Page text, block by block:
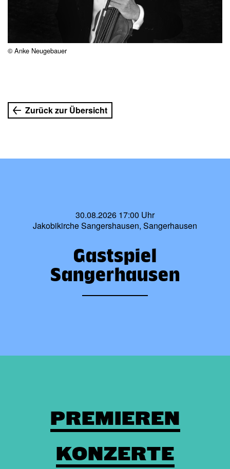
© Anke Neugebauer
Zurück zur Übersicht
30.08.2026 17:00 Uhr
Jakobikirche Sangershausen, Sangerhausen
Gastspiel
Sangerhausen
PREMIEREN
KONZERTE